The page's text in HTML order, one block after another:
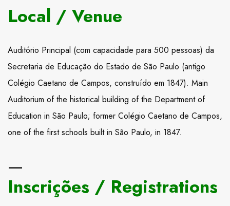
Local / Venue
Auditório Principal (com capacidade para 500 pessoas) da
Secretaria de Educação do Estado de São Paulo (antigo
Colégio Caetano de Campos, construído em 1847). Main
Auditorium of the historical building of the Department of
Education in São Paulo; former Colégio Caetano de Campos,
one of the first schools built in São Paulo, in 1847.
—
Inscrições / Registrations